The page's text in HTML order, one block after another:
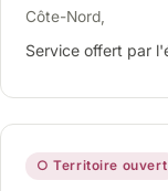
Côte-Nord,
Service offert par
○ Territoire ouvert